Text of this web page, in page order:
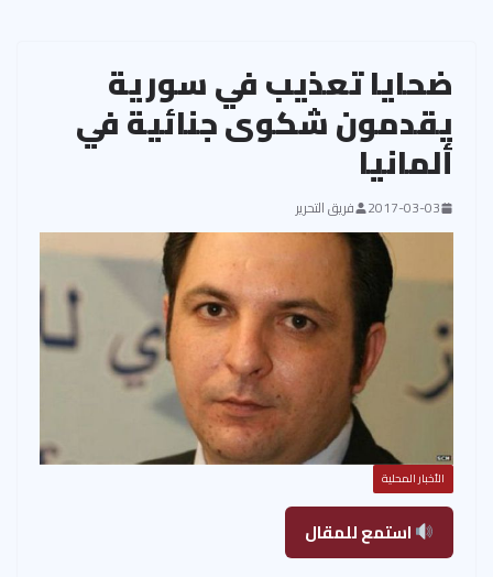
ضحايا تعذيب في سورية
يقدمون شكوى جنائية في
ألمانيا
2017-03-03 فريق التحرير
الأخبار المحلية
استمع للمقال